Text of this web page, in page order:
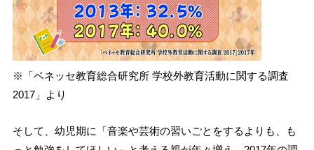
※「ベネッセ教育総合研究所 学校外教育活動に関する調査
2017」より
そして、幼児期に「音楽や芸術の習いごとをするよりも、も